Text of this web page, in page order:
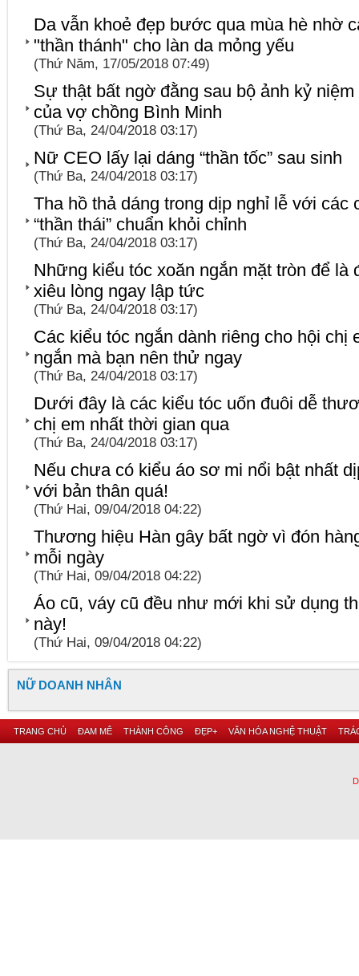
Da vẫn khoẻ đẹp bước qua mùa hè nhờ
"thần thánh" cho làn da mỏng yếu
(Thứ Năm, 17/05/2018 07:49)
Sự thật bất ngờ đằng sau bộ ảnh kỷ
của vợ chồng Bình Minh
(Thứ Ba, 24/04/2018 03:17)
Nữ CEO lấy lại dáng “thần tốc” sau sinh
(Thứ Ba, 24/04/2018 03:17)
Tha hồ thả dáng trong dịp nghỉ lễ với các
“thần thái” chuẩn khỏi chỉnh
(Thứ Ba, 24/04/2018 03:17)
Những kiểu tóc xoăn ngắn mặt tròn để là
xiêu lòng ngay lập tức
(Thứ Ba, 24/04/2018 03:17)
Các kiểu tóc ngắn dành riêng cho hội chị
ngắn mà bạn nên thử ngay
(Thứ Ba, 24/04/2018 03:17)
Dưới đây là các kiểu tóc uốn đuôi dễ
chị em nhất thời gian qua
(Thứ Ba, 24/04/2018 03:17)
Nếu chưa có kiểu áo sơ mi nổi bật nhất
với bản thân quá!
(Thứ Hai, 09/04/2018 04:22)
Thương hiệu Hàn gây bất ngờ vì đón
mỗi ngày
(Thứ Hai, 09/04/2018 04:22)
Áo cũ, váy cũ đều như mới khi sử dụng
này!
(Thứ Hai, 09/04/2018 04:22)
NỮ DOANH NHÂN
TRANG CHỦ ĐAM MÊ THÀNH CÔNG ĐẸP+ VĂN HÓA NGHỆ THUẬT